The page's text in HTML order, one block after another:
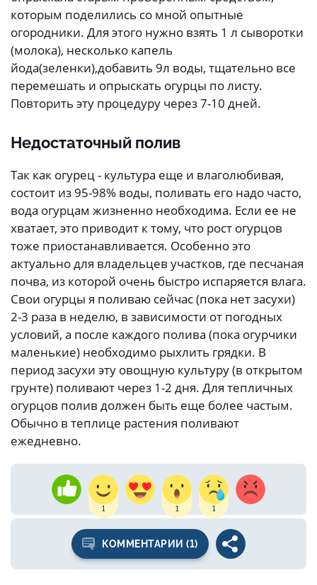
которым поделились со мной опытные
огородники. Для этого нужно взять 1 л сыворотки
(молока), несколько капель
йода(зеленки),добавить 9л воды, тщательно все
перемешать и опрыскать огурцы по листу.
Повторить эту процедуру через 7-10 дней.
Недостаточный полив
Так как огурец - культура еще и влаголюбивая,
состоит из 95-98% воды, поливать его надо часто,
вода огурцам жизненно необходима. Если ее не
хватает, это приводит к тому, что рост огурцов
тоже приостанавливается. Особенно это
актуально для владельцев участков, где песчаная
почва, из которой очень быстро испаряется влага.
Свои огурцы я поливаю сейчас (пока нет засухи)
2-3 раза в неделю, в зависимости от погодных
условий, а после каждого полива (пока огурчики
маленькие) необходимо рыхлить грядки. В
период засухи эту овощную культуру (в открытом
грунте) поливают через 1-2 дня. Для тепличных
огурцов полив должен быть еще более частым.
Обычно в теплице растения поливают
ежедневно.
1 1 1
КОММЕНТАРИИ (1)